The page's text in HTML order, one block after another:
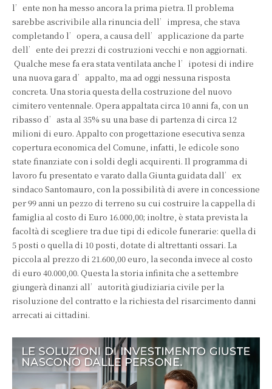
l’ente non ha messo ancora la prima pietra. Il problema
sarebbe ascrivibile alla rinuncia dell’impresa, che stava
completando l’opera, a causa dell’applicazione da parte
dell’ente dei prezzi di costruzioni vecchi e non aggiornati.
Qualche mese fa era stata ventilata anche l’ipotesi di indire
una nuova gara d’appalto, ma ad oggi nessuna risposta
concreta. Una storia questa della costruzione del nuovo
cimitero ventennale. Opera appaltata circa 10 anni fa, con un
ribasso d’asta al 35% su una base di partenza di circa 12
milioni di euro. Appalto con progettazione esecutiva senza
copertura economica del Comune, infatti, le edicole sono
state finanziate con i soldi degli acquirenti. Il programma di
lavoro fu presentato e varato dalla Giunta guidata dall’ex
sindaco Santomauro, con la possibilità di avere in concessione
per 99 anni un pezzo di terreno su cui costruire la cappella di
famiglia al costo di Euro 16.000,00; inoltre, è stata prevista la
facoltà di scegliere tra due tipi di edicole funerarie: quella di
5 posti o quella di 10 posti, dotate di altrettanti ossari. La
piccola al prezzo di 21.600,00 euro, la seconda invece al costo
di euro 40.000,00. Questa la storia infinita che a settembre
giungerà dinanzi all’autorità giudiziaria civile per la
risoluzione del contratto e la richiesta del risarcimento danni
arrecati ai cittadini.